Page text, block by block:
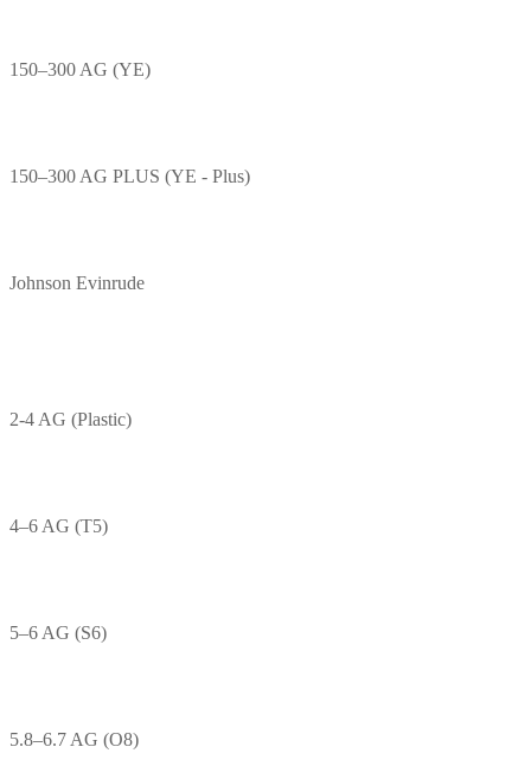
150–300 AG (YE)
150–300 AG PLUS (YE - Plus)
Johnson Evinrude
2-4 AG (Plastic)
4–6 AG (T5)
5–6 AG (S6)
5.8–6.7 AG (O8)